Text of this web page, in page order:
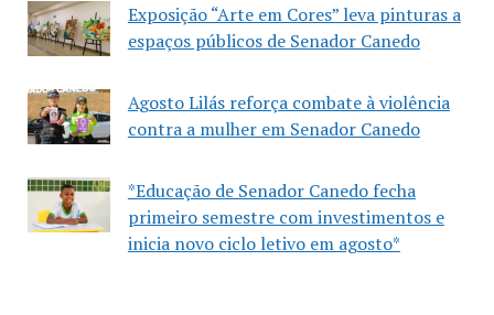
Exposição “Arte em Cores” leva pinturas a
espaços públicos de Senador Canedo
Agosto Lilás reforça combate à violência
contra a mulher em Senador Canedo
*Educação de Senador Canedo fecha
primeiro semestre com investimentos e
inicia novo ciclo letivo em agosto*